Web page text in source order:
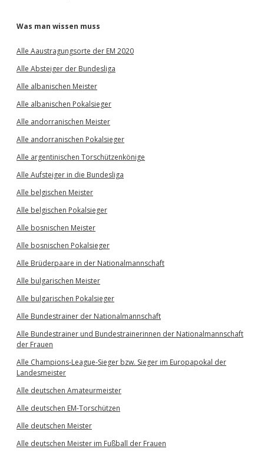
Was man wissen muss
Alle Aaustragungsorte der EM 2020
Alle Absteiger der Bundesliga
Alle albanischen Meister
Alle albanischen Pokalsieger
Alle andorranischen Meister
Alle andorranischen Pokalsieger
Alle argentinischen Torschützenkönige
Alle Aufsteiger in die Bundesliga
Alle belgischen Meister
Alle belgischen Pokalsieger
Alle bosnischen Meister
Alle bosnischen Pokalsieger
Alle Brüderpaare in der Nationalmannschaft
Alle bulgarischen Meister
Alle bulgarischen Pokalsieger
Alle Bundestrainer der Nationalmannschaft
Alle Bundestrainer und Bundestrainerinnen der Nationalmannschaft
der Frauen
Alle Champions-League-Sieger bzw. Sieger im Europapokal der
Landesmeister
Alle deutschen Amateurmeister
Alle deutschen EM-Torschützen
Alle deutschen Meister
Alle deutschen Meister im Fußball der Frauen